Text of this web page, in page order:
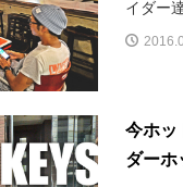
イダー
今ホッ
ダーホ